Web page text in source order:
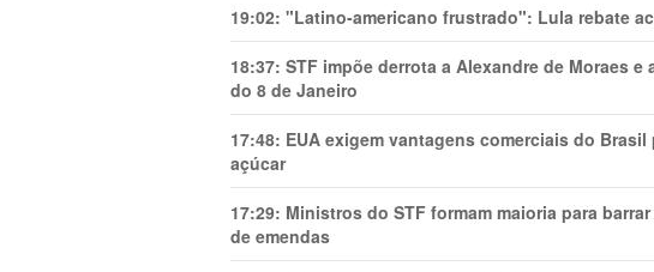
19:02: "Latino-americano frustrado": Lula rebate
18:37: STF impõe derrota a Alexandre de Moraes
do 8 de Janeiro
17:48: EUA exigem vantagens comerciais do
açúcar
17:29: Ministros do STF formam maioria para
de emendas